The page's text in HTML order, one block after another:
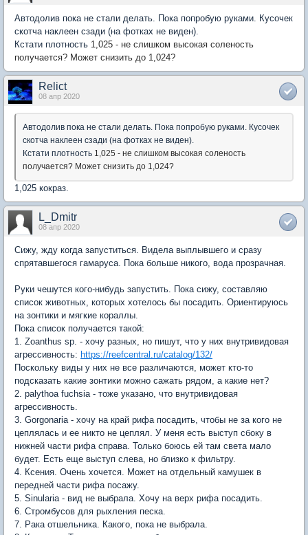
Автодолив пока не стали делать. Пока попробую руками. Кусочек
скотча наклеен сзади (на фотках не виден).
Кстати плотность 1,025 - не слишком высокая соленость
получается? Может снизить до 1,024?
Relict
08 апр 2020
Автодолив пока не стали делать. Пока попробую руками. Кусочек
скотча наклеен сзади (на фотках не виден).
Кстати плотность 1,025 - не слишком высокая соленость
получается? Может снизить до 1,024?
1,025 кокраз.
L_Dmitr
08 апр 2020
Сижу, жду когда запуститься. Видела выплывшего и сразу
спрятавшегося гамаруса. Пока больше никого, вода прозрачная.
Руки чешутся кого-нибудь запустить. Пока сижу, составляю
список животных, которых хотелось бы посадить. Ориентируюсь
на зонтики и мягкие кораллы.
Пока список получается такой:
1. Zoanthus sp. - хочу разных, но пишут, что у них внутривидовая
агрессивность: https://reefcentral.ru/catalog/132/
Поскольку виды у них не все различаются, может кто-то
подсказать какие зонтики можно сажать рядом, а какие нет?
2. palythoa fuchsia - тоже указано, что внутривидовая
агрессивность.
3. Gorgonaria - хочу на край рифа посадить, чтобы не за кого не
цеплялась и ее никто не цеплял. У меня есть выступ сбоку в
нижней части рифа справа. Только боюсь ей там света мало
будет. Есть еще выступ слева, но близко к фильтру.
4. Ксения. Очень хочется. Может на отдельный камушек в
передней части рифа посажу.
5. Sinularia - вид не выбрала. Хочу на верх рифа посадить.
6. Стромбусов для рыхления песка.
7. Рака отшельника. Какого, пока не выбрала.